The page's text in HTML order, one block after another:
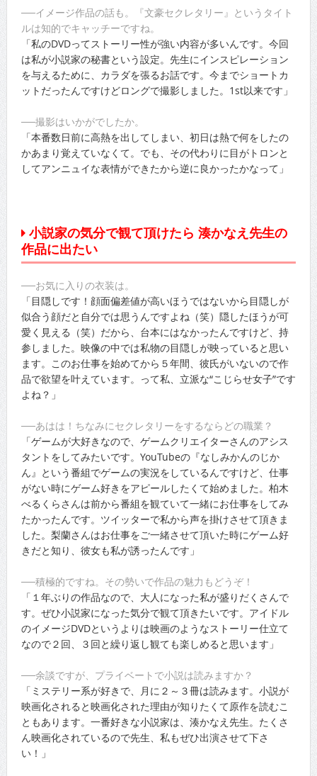
──イメージ作品の話も。『文豪セクレタリー』というタイト
ルは知的でキャッチーですね。
「私のDVDってストーリー性が強い内容が多いんです。今回
は私が小説家の秘書という設定。先生にインスピレーション
を与えるために、カラダを張るお話です。今までショートカ
ットだったんですけどロングで撮影しました。1st以来です」
──撮影はいかがでしたか。
「本番数日前に高熱を出してしまい、初日は熱で何をしたの
かあまり覚えていなくて。でも、その代わりに目がトロンと
してアンニュイな表情ができたから逆に良かったかなって」
小説家の気分で観て頂けたら 湊かなえ先生の
作品に出たい
──お気に入りの衣装は。
「目隠しです！顔面偏差値が高いほうではないから目隠しが
似合う顔だと自分では思うんですよね（笑）隠したほうが可
愛く見える（笑）だから、台本にはなかったんですけど、持
参しました。映像の中では私物の目隠しが映っていると思い
ます。このお仕事を始めてから５年間、彼氏がいないので作
品で欲望を叶えています。って私、立派な“こじらせ女子”です
よね？」
──あはは！ちなみにセクレタリーをするならどの職業？
「ゲームが大好きなので、ゲームクリエイターさんのアシス
タントをしてみたいです。YouTubeの『なしみかんのじか
ん』という番組でゲームの実況をしているんですけど、仕事
がない時にゲーム好きをアピールしたくて始めました。柏木
べるくらさんは前から番組を観ていて一緒にお仕事をしてみ
たかったんです。ツイッターで私から声を掛けさせて頂きま
した。梨蘭さんはお仕事をご一緒させて頂いた時にゲーム好
きだと知り、彼女も私が誘ったんです」
──積極的ですね。その勢いで作品の魅力もどうぞ！
「１年ぶりの作品なので、大人になった私が盛りだくさんで
す。ぜひ小説家になった気分で観て頂きたいです。アイドル
のイメージDVDというよりは映画のようなストーリー仕立て
なので２回、３回と繰り返し観ても楽しめると思います」
──余談ですが、プライベートで小説は読みますか？
「ミステリー系が好きで、月に２～３冊は読みます。小説が
映画化されると映画化された理由が知りたくて原作を読むこ
ともあります。一番好きな小説家は、湊かなえ先生。たくさ
ん映画化されているので先生、私もぜひ出演させて下さ
い！」